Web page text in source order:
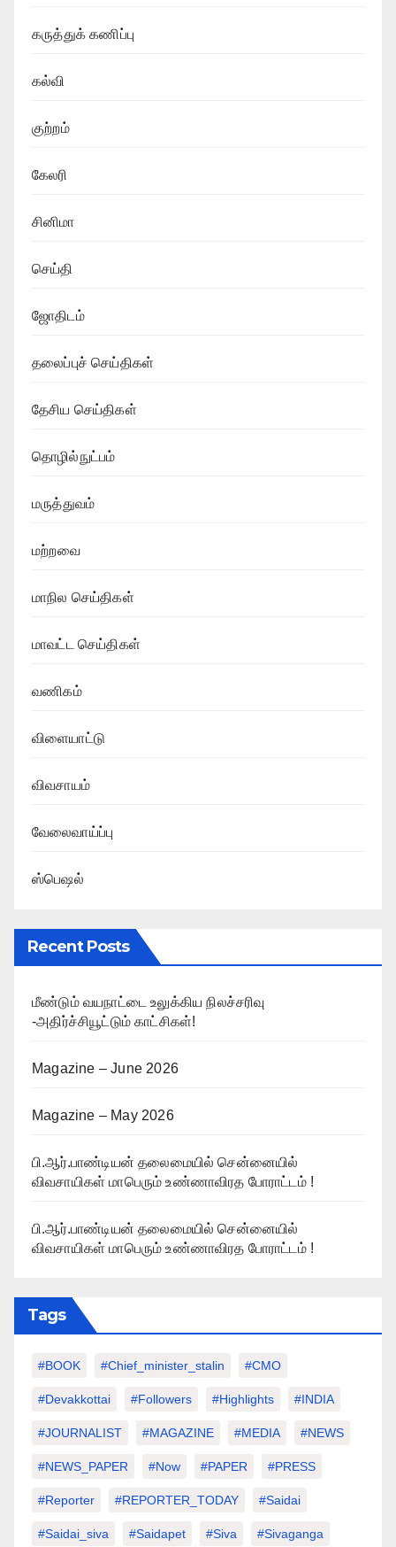
கருத்துக் கணிப்பு
கல்வி
குற்றம்
கேலரி
சினிமா
செய்தி
ஜோதிடம்
தலைப்புச் செய்திகள்
தேசிய செய்திகள்
தொழில்நுட்பம்
மருத்துவம்
மற்றவை
மாநில செய்திகள்
மாவட்ட செய்திகள்
வணிகம்
விளையாட்டு
விவசாயம்
வேலைவாய்ப்பு
ஸ்பெஷல்
Recent Posts
மீண்டும் வயநாட்டை உலுக்கிய நிலச்சரிவு
-அதிர்ச்சியூட்டும் காட்சிகள்!
Magazine – June 2026
Magazine – May 2026
பி.ஆர்.பாண்டியன் தலைமையில் சென்னையில்
விவசாயிகள் மாபெரும் உண்ணாவிரத போராட்டம் !
பி.ஆர்.பாண்டியன் தலைமையில் சென்னையில்
விவசாயிகள் மாபெரும் உண்ணாவிரத போராட்டம் !
Tags
#BOOK #chief_minister_stalin #CMO
#devakkottai #followers #highlights #INDIA
#JOURNALIST #MAGAZINE #MEDIA #NEWS
#NEWS_PAPER #Now #PAPER #PRESS
#Reporter #REPORTER_TODAY #saidai
#saidai_siva #saidapet #Siva #Sivaganga